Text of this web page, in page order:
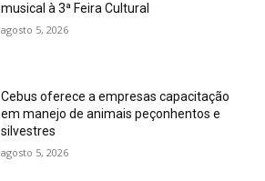
musical à 3ª Feira Cultural
agosto 5, 2026
Cebus oferece a empresas capacitação
em manejo de animais peçonhentos e
silvestres
agosto 5, 2026